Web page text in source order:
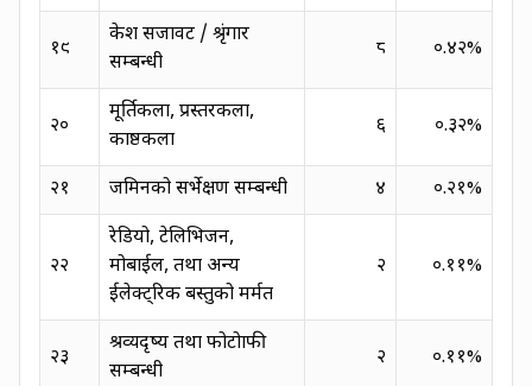
१९
केश सजावट / श्रृंगार
सम्बन्धी
८ ०.४२%
२०
मूर्तिकला, प्रस्तरकला,
काष्ठकला
६ ०.३२%
२१ जमिनको सर्भेक्षण सम्बन्धी ४ ०.२१%
२२
रेडियो, टेलिभिजन,
मोबाईल, तथा अन्य
ईलेक्ट्रिक बस्तुको मर्मत
२ ०.११%
२३
श्रव्यदृष्य तथा फोटोग्राफी
सम्बन्धी
२ ०.११%